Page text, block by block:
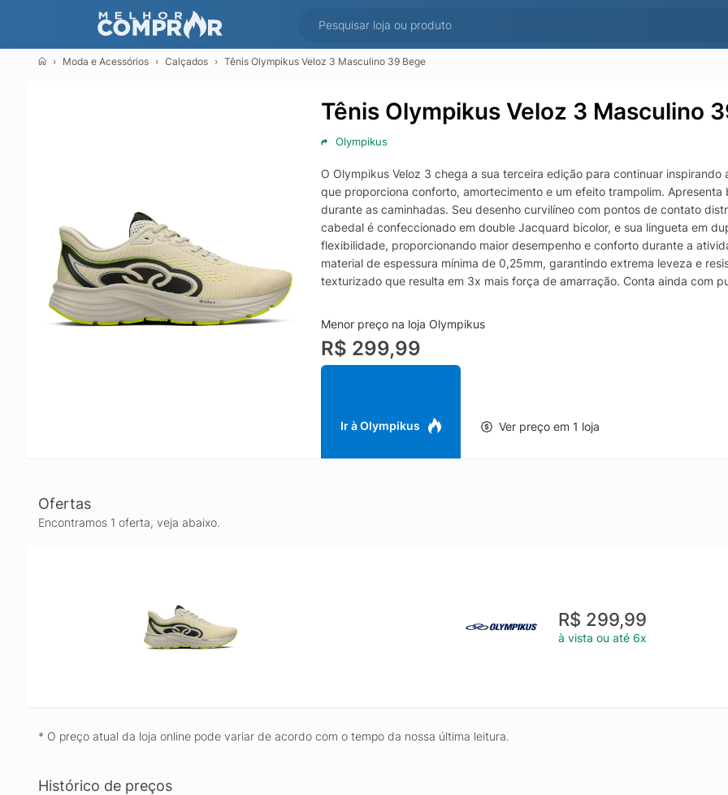
Moda e Acessórios Calçados Tênis Olympikus Veloz 3 Masculino 39 Bege
Tênis Olympikus Veloz 3 Masculino
Olympikus
O Olympikus Veloz 3 chega a sua terceira edição para continuar
que proporciona conforto, amortecimento e um efeito trampolim.
durante as caminhadas. Seu desenho curvilíneo com pontos de contato
cabedal é confeccionado em double Jacquard bicolor, e sua lingueta em
flexibilidade, proporcionando maior desempenho e conforto durante a
material de espessura mínima de 0,25mm, garantindo extrema leveza e
texturizado que resulta em 3x mais força de amarração. Conta ainda com
em tecido poliéster dublado com espuma de 4mm. Além disso, possui
oferecendo melhor calce e conforto.
Menor preço na loja Olympikus
R$ 299,99
Ir à Olympikus Ver preço em 1 loja
Ofertas
Encontramos 1 oferta, veja abaixo.
R$ 299,99
à vista ou até 6x
* O preço atual da loja online pode variar de acordo com o tempo da nossa última leitura.
Histórico de preços